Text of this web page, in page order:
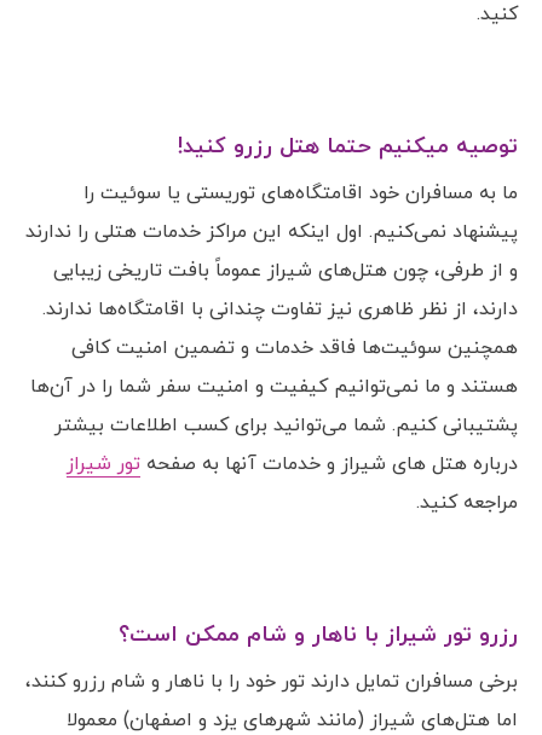
کنید.
توصیه میکنیم حتما هتل رزرو کنید!
ما به مسافران خود اقامتگاه‌های توریستی یا سوئیت را
پیشنهاد نمی‌کنیم. اول اینکه این مراکز خدمات هتلی را ندارند
و از طرفی، چون هتل‌های شیراز عموماً بافت تاریخی زیبایی
دارند، از نظر ظاهری نیز تفاوت چندانی با اقامتگاه‌ها ندارند.
همچنین سوئیت‌ها فاقد خدمات و تضمین امنیت کافی
هستند و ما نمی‌توانیم کیفیت و امنیت سفر شما را در آن‌ها
پشتیبانی کنیم. شما می‌توانید برای کسب اطلاعات بیشتر
درباره هتل های شیراز و خدمات آنها به صفحه تور شیراز
مراجعه کنید.
رزرو تور شیراز با ناهار و شام ممکن است؟
برخی مسافران تمایل دارند تور خود را با ناهار و شام رزرو کنند،
اما هتل‌های شیراز (مانند شهرهای یزد و اصفهان) معمولا